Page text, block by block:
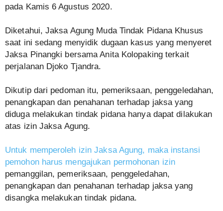
pada Kamis 6 Agustus 2020.
Diketahui, Jaksa Agung Muda Tindak Pidana Khusus
saat ini sedang menyidik dugaan kasus yang menyeret
Jaksa Pinangki bersama Anita Kolopaking terkait
perjalanan Djoko Tjandra.
Dikutip dari pedoman itu, pemeriksaan, penggeledahan,
penangkapan dan penahanan terhadap jaksa yang
diduga melakukan tindak pidana hanya dapat dilakukan
atas izin Jaksa Agung.
Untuk memperoleh izin Jaksa Agung, maka instansi
pemohon harus mengajukan permohonan izin
pemanggilan, pemeriksaan, penggeledahan,
penangkapan dan penahanan terhadap jaksa yang
disangka melakukan tindak pidana.